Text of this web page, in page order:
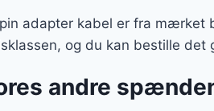
adapter kabel er fra mærket
og du kan bestille det
andre